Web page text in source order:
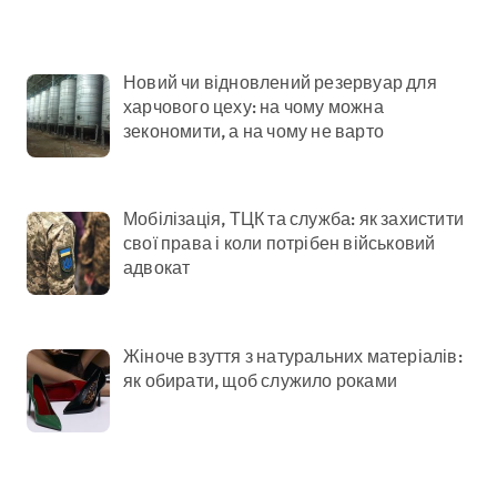
Новий чи відновлений резервуар для
харчового цеху: на чому можна
зекономити, а на чому не варто
Мобілізація, ТЦК та служба: як захистити
свої права і коли потрібен військовий
адвокат
Жіноче взуття з натуральних матеріалів:
як обирати, щоб служило роками